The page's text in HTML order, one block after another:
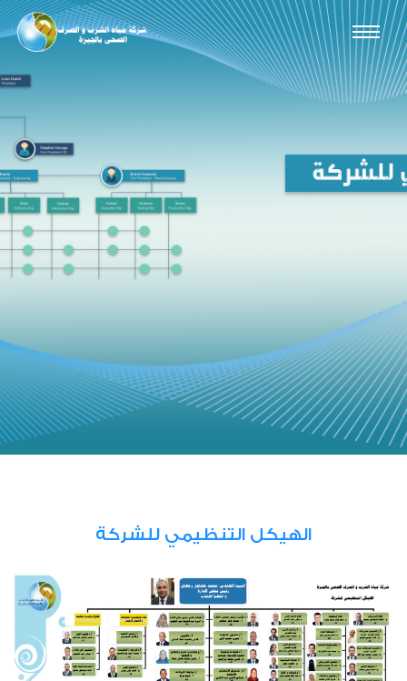
الهيكل التنظيمي للشركة